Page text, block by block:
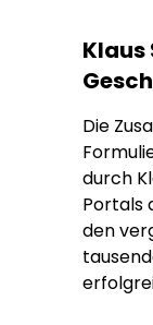
Klaus
Die
durch
Portals
den